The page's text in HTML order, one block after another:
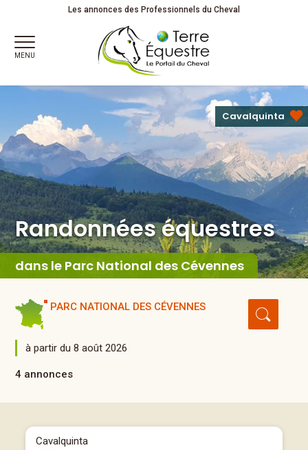
Randonnées équestresLes annonces des Professionnels du Cheval
MENU
Randonnées équestres
dans le Parc National des Cévennes
Cavalquinta
PARC NATIONAL DES CÉVENNES
à partir du 8 août 2026
4 annonces
Cavalquinta